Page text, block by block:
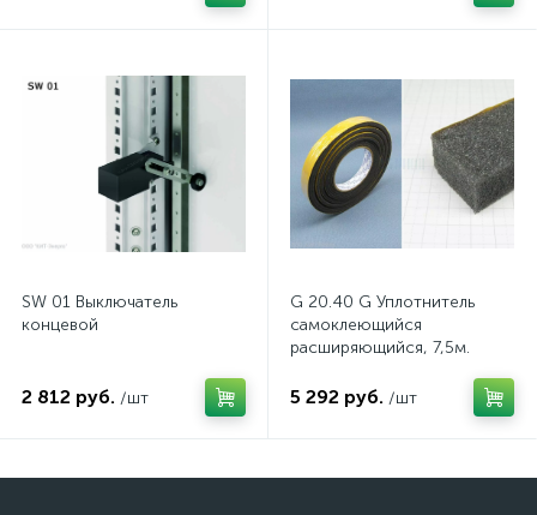
SW 01 Выключатель
концевой
2 812 руб. /шт
G 20.40 G Уплотнитель
самоклеющийся
расширяющийся, 7,5м.
5 292 руб. /шт